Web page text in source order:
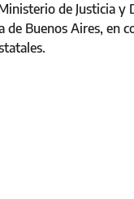
de Justicia
de Buenos Aires, en